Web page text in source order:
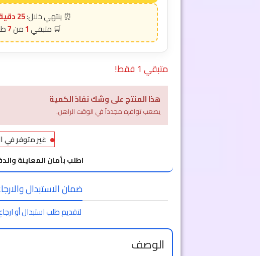
25 دقيقة و 42 ثانية
1
7
متبقي 1 فقط!
هذا المنتج على وشك نفاذ الكمية
يصعب توافره مجدداً في الوقت الراهن.
غير متوفر في
اطلب بأمان المعاينة
ضمان الاستبدال والارجاع
لتقديم طلب استبدال أو
الوصف